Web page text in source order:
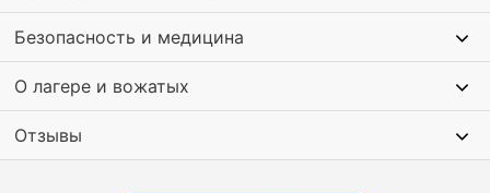
Безопасность и медицина
О лагере и вожатых
Отзывы